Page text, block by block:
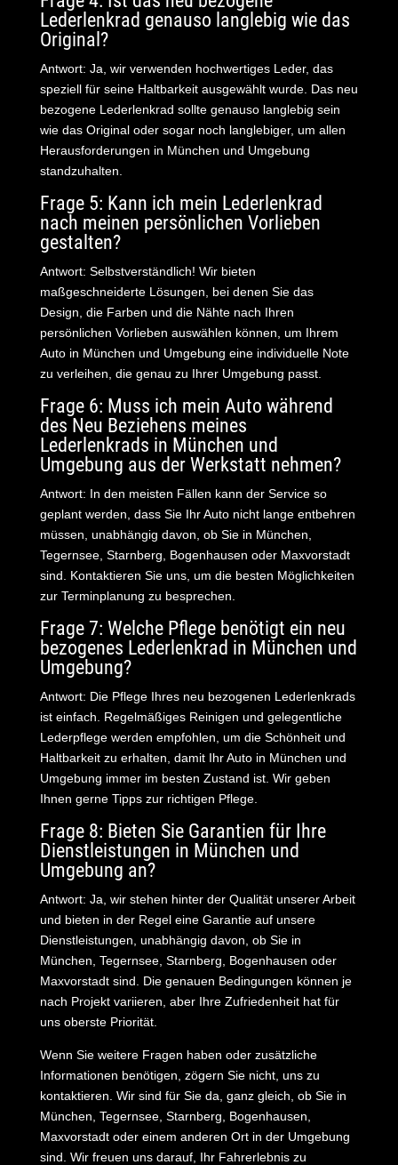
Lederlenkrad genauso langlebig wie das
Original?
Antwort: Ja, wir verwenden hochwertiges Leder, das
speziell für seine Haltbarkeit ausgewählt wurde. Das neu
bezogene Lederlenkrad sollte genauso langlebig sein
wie das Original oder sogar noch langlebiger, um allen
Herausforderungen in München und Umgebung
standzuhalten.
Frage 5: Kann ich mein Lederlenkrad
nach meinen persönlichen Vorlieben
gestalten?
Antwort: Selbstverständlich! Wir bieten
maßgeschneiderte Lösungen, bei denen Sie das
Design, die Farben und die Nähte nach Ihren
persönlichen Vorlieben auswählen können, um Ihrem
Auto in München und Umgebung eine individuelle Note
zu verleihen, die genau zu Ihrer Umgebung passt.
Frage 6: Muss ich mein Auto während
des Neu Beziehens meines
Lederlenkrads in München und
Umgebung aus der Werkstatt nehmen?
Antwort: In den meisten Fällen kann der Service so
geplant werden, dass Sie Ihr Auto nicht lange entbehren
müssen, unabhängig davon, ob Sie in München,
Tegernsee, Starnberg, Bogenhausen oder Maxvorstadt
sind. Kontaktieren Sie uns, um die besten Möglichkeiten
zur Terminplanung zu besprechen.
Frage 7: Welche Pflege benötigt ein neu
bezogenes Lederlenkrad in München und
Umgebung?
Antwort: Die Pflege Ihres neu bezogenen Lederlenkrads
ist einfach. Regelmäßiges Reinigen und gelegentliche
Lederpflege werden empfohlen, um die Schönheit und
Haltbarkeit zu erhalten, damit Ihr Auto in München und
Umgebung immer im besten Zustand ist. Wir geben
Ihnen gerne Tipps zur richtigen Pflege.
Frage 8: Bieten Sie Garantien für Ihre
Dienstleistungen in München und
Umgebung an?
Antwort: Ja, wir stehen hinter der Qualität unserer Arbeit
und bieten in der Regel eine Garantie auf unsere
Dienstleistungen, unabhängig davon, ob Sie in
München, Tegernsee, Starnberg, Bogenhausen oder
Maxvorstadt sind. Die genauen Bedingungen können je
nach Projekt variieren, aber Ihre Zufriedenheit hat für
uns oberste Priorität.
Wenn Sie weitere Fragen haben oder zusätzliche
Informationen benötigen, zögern Sie nicht, uns zu
kontaktieren. Wir sind für Sie da, ganz gleich, ob Sie in
München, Tegernsee, Starnberg, Bogenhausen,
Maxvorstadt oder einem anderen Ort in der Umgebung
sind. Wir freuen uns darauf, Ihr Fahrerlebnis zu